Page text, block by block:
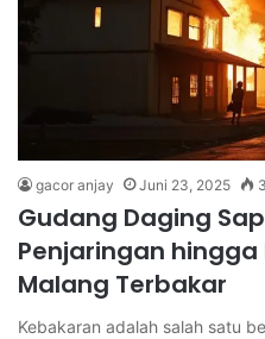
gacor anjay Juni 23, 2025
Gudang Daging
Penjaringan hingga
Malang Terbakar
Kebakaran adalah salah satu